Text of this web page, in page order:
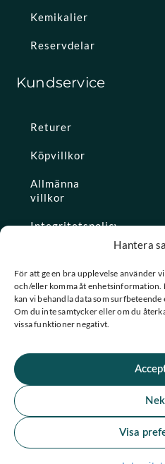
Hantera
För att ge en bra upplevelse använder
och/eller komma åt enhetsinformation.
kan vi behandla data som
Om du inte samtycker eller om du
vissa funktioner negativt.
Visa
Kemikalier
Reservdelar
Kundservice
Returer
Köpvillkor
Allmänna
villkor
Integritetspolicy
Konto
★ Trustpilot
Se alla våra omdömen